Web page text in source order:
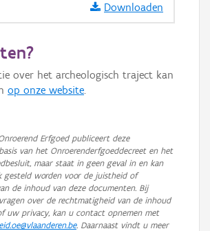
Downloaden
over het archeologisch traject kan
op onze website.
Erfgoed publiceert deze
van het Onroerenderfgoeddecreet en het
maar staat in geen geval in en kan
gesteld worden voor de juistheid of
de inhoud van deze documenten. Bij
over de rechtmatigheid van de inhoud
uw privacy, kan u contact opnemen met
. Daarnaast vindt u meer